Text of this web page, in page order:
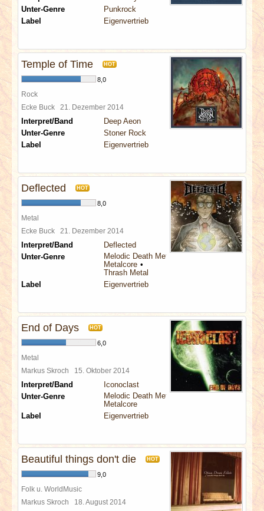
Unter-Genre
Punkrock
Label
Eigenvertrieb
Temple of Time HOT
8,0
Rock
Ecke Buck 21. Dezember 2014
Interpret/Band
Deep Aeon
Unter-Genre
Stoner Rock
Label
Eigenvertrieb
Deflected HOT
8,0
Metal
Ecke Buck 21. Dezember 2014
Interpret/Band
Deflected
Unter-Genre
Melodic Death Metal
Metalcore
Thrash Metal
Label
Eigenvertrieb
End of Days HOT
6,0
Metal
Markus Skroch 15. Oktober 2014
Interpret/Band
Iconoclast
Unter-Genre
Melodic Death Metal
Metalcore
Label
Eigenvertrieb
Beautiful things don't die HOT
9,0
Folk u. WorldMusic
Markus Skroch 18. August 2014